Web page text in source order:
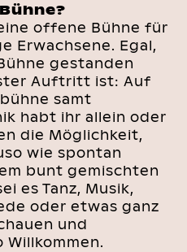
offene Bühne für
Erwachsene. Egal,
gestanden
Auftritt ist: Auf
samt
habt ihr allein oder
die Möglichkeit,
wie spontan
bunt gemischten
es Tanz, Musik,
oder etwas ganz
und